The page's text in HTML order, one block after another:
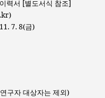
이력서 [별도서식 참조]
7. 8(금)
구자 대상자는 제외 )